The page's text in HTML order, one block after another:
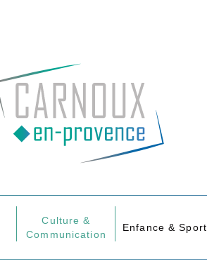
Culture &
Communication
Enfance & Sport